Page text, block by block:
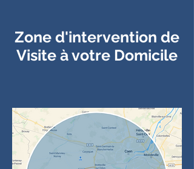
Zone d'intervention de
Visite à votre Domicile